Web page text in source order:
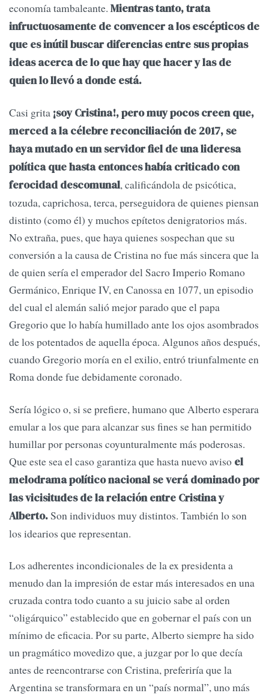
economía tambaleante. Mientras tanto, trata
infructuosamente de convencer a los escépticos de
que es inútil buscar diferencias entre sus propias
ideas acerca de lo que hay que hacer y las de
quien lo llevó a donde está.
Casi grita ¡soy Cristina!, pero muy pocos creen que,
merced a la célebre reconciliación de 2017, se
haya mutado en un servidor fiel de una lideresa
política que hasta entonces había criticado con
ferocidad descomunal, calificándola de psicótica,
tozuda, caprichosa, terca, perseguidora de quienes piensan
distinto (como él) y muchos epítetos denigratorios más.
No extraña, pues, que haya quienes sospechan que su
conversión a la causa de Cristina no fue más sincera que la
de quien sería el emperador del Sacro Imperio Romano
Germánico, Enrique IV, en Canossa en 1077, un episodio
del cual el alemán salió mejor parado que el papa
Gregorio que lo había humillado ante los ojos asombrados
de los potentados de aquella época. Algunos años después,
cuando Gregorio moría en el exilio, entró triunfalmente en
Roma donde fue debidamente coronado.
Sería lógico o, si se prefiere, humano que Alberto esperara
emular a los que para alcanzar sus fines se han permitido
humillar por personas coyunturalmente más poderosas.
Que este sea el caso garantiza que hasta nuevo aviso el
melodrama político nacional se verá dominado por
las vicisitudes de la relación entre Cristina y
Alberto.Son individuos muy distintos. También lo son
los idearios que representan.
Los adherentes incondicionales de la ex presidenta a
menudo dan la impresión de estar más interesados en una
cruzada contra todo cuanto a su juicio sabe al orden
“oligárquico” establecido que en gobernar el país con un
mínimo de eficacia. Por su parte, Alberto siempre ha sido
un pragmático movedizo que, a juzgar por lo que decía
antes de reencontrarse con Cristina, preferiría que la
Argentina se transformara en un “país normal”, uno más